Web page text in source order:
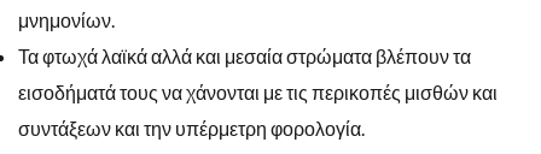
μνημονίων.
Τα φτωχά λαϊκά αλλά και μεσαία στρώματα βλέπουν τα
εισοδήματά τους να χάνονται με τις περικοπές μισθών και
συντάξεων και την υπέρμετρη φορολογία.